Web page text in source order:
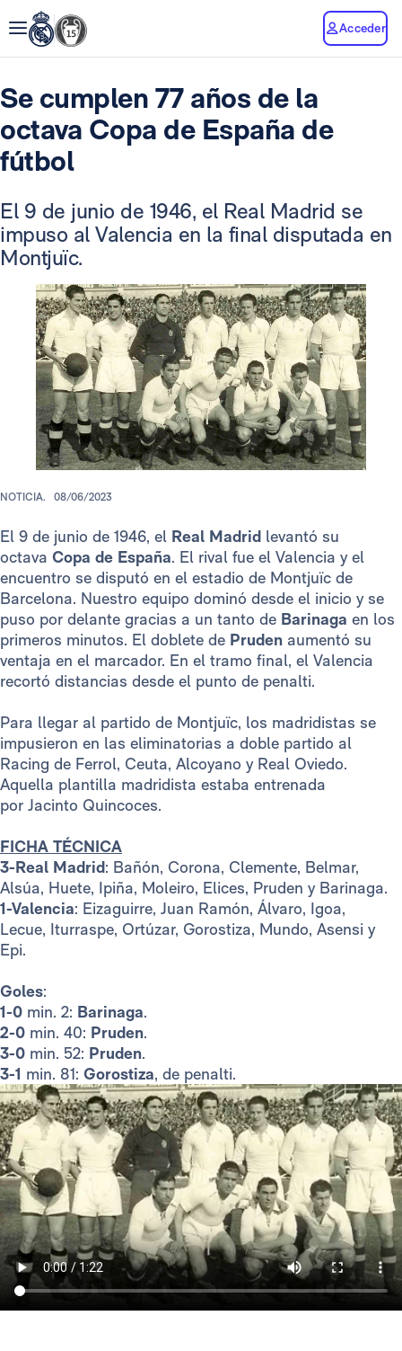
Acceder
Se cumplen 77 años de la
octava Copa de España de
fútbol
El 9 de junio de 1946, el Real Madrid se
impuso al Valencia en la final disputada en
Montjuïc.
NOTICIA. 08/06/2023
El 9 de junio de 1946, el Real Madrid levantó su
octava Copa de España. El rival fue el Valencia y el
encuentro se disputó en el estadio de Montjuïc de
Barcelona. Nuestro equipo dominó desde el inicio y se
puso por delante gracias a un tanto de Barinaga en los
primeros minutos. El doblete de Pruden aumentó su
ventaja en el marcador. En el tramo final, el Valencia
recortó distancias desde el punto de penalti.
Para llegar al partido de Montjuïc, los madridistas se
impusieron en las eliminatorias a doble partido al
Racing de Ferrol, Ceuta, Alcoyano y Real Oviedo.
Aquella plantilla madridista estaba entrenada
por Jacinto Quincoces.
FICHA TÉCNICA
3-Real Madrid: Bañón, Corona, Clemente, Belmar,
Alsúa, Huete, Ipiña, Moleiro, Elices, Pruden y Barinaga.
1-Valencia: Eizaguirre, Juan Ramón, Álvaro, Igoa,
Lecue, Iturraspe, Ortúzar, Gorostiza, Mundo, Asensi y
Epi.
Goles:
1-0 min. 2: Barinaga.
2-0 min. 40: Pruden.
3-0 min. 52: Pruden.
3-1 min. 81: Gorostiza, de penalti.